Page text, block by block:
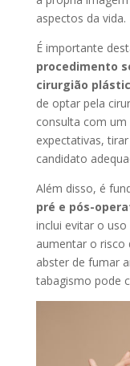
aspectos da vida.
É importante
procedimento
cirurgião
de optar pela
consulta com
expectativas,
candidato
Além disso, é
pré e pós-
inclui evitar o
aumentar o risco
abster de fumar
tabagismo pode